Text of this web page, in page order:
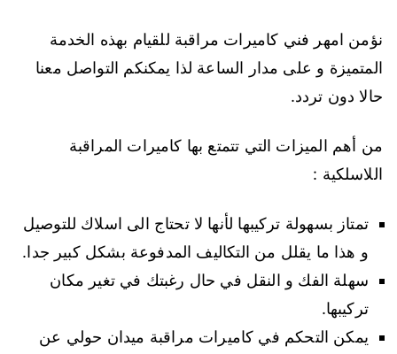
نؤمن امهر فني كاميرات مراقبة للقيام بهذه الخدمة
المتميزة و على مدار الساعة لذا يمكنكم التواصل معنا
حالا دون تردد.
من أهم الميزات التي تتمتع بها كاميرات المراقبة
اللاسلكية :
تمتاز بسهولة تركيبها لأنها لا تحتاج الى اسلاك للتوصيل
و هذا ما يقلل من التكاليف المدفوعة بشكل كبير جدا.
سهلة الفك و النقل في حال رغبتك في تغير مكان
تركيبها.
يمكن التحكم في كاميرات مراقبة ميدان حولي عن